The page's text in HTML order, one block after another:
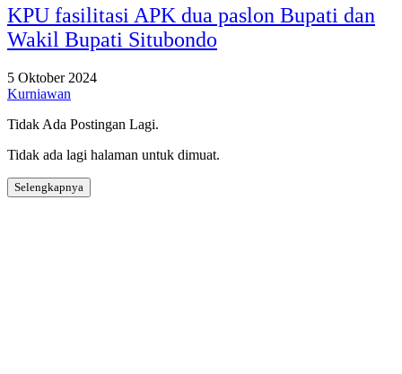
KPU fasilitasi APK dua paslon Bupati dan
Wakil Bupati Situbondo
5 Oktober 2024
Kurniawan
Tidak Ada Postingan Lagi.
Tidak ada lagi halaman untuk dimuat.
Selengkapnya